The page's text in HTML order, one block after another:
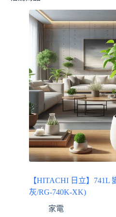
【HITACHI 日立】741L
灰/RG-740K-XK)
家電